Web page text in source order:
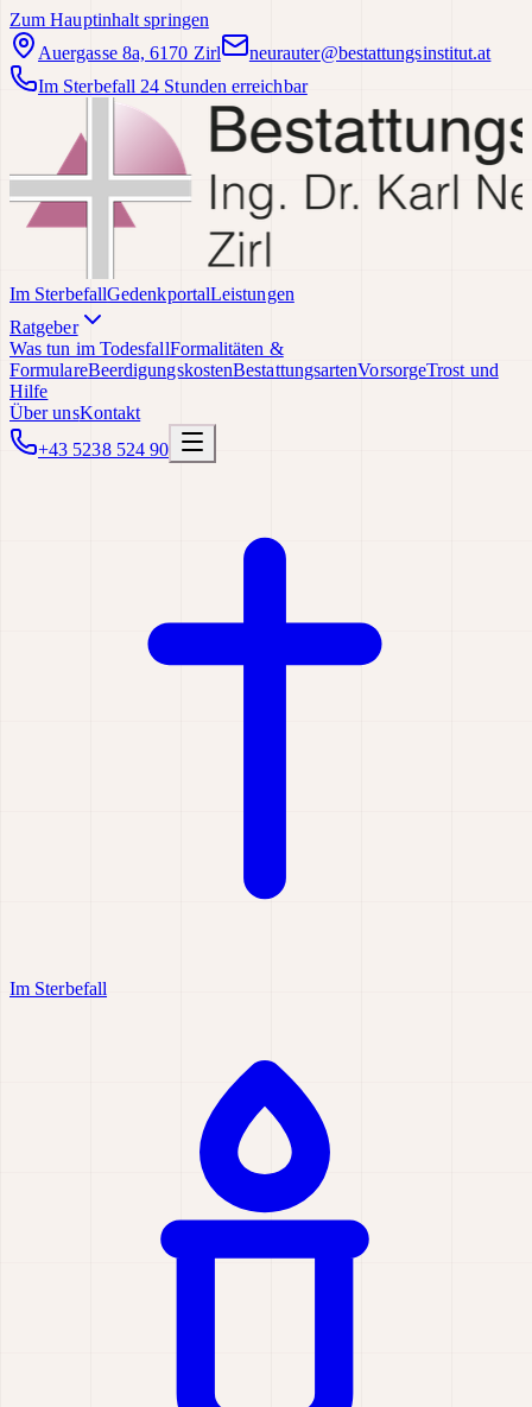
Zum Hauptinhalt springen
Auergasse 8a, 6170 Zirl
neurauter@bestattungsinstitut.at
Im Sterbefall 24 Stunden erreichbar
Im SterbefallGedenkportalLeistungen
Ratgeber
Was tun im TodesfallFormalitäten &
FormulareBeerdigungskostenBestattungsartenVorsorgeTrost und
Hilfe
Über unsKontakt
+43 5238 524 90
Im Sterbefall